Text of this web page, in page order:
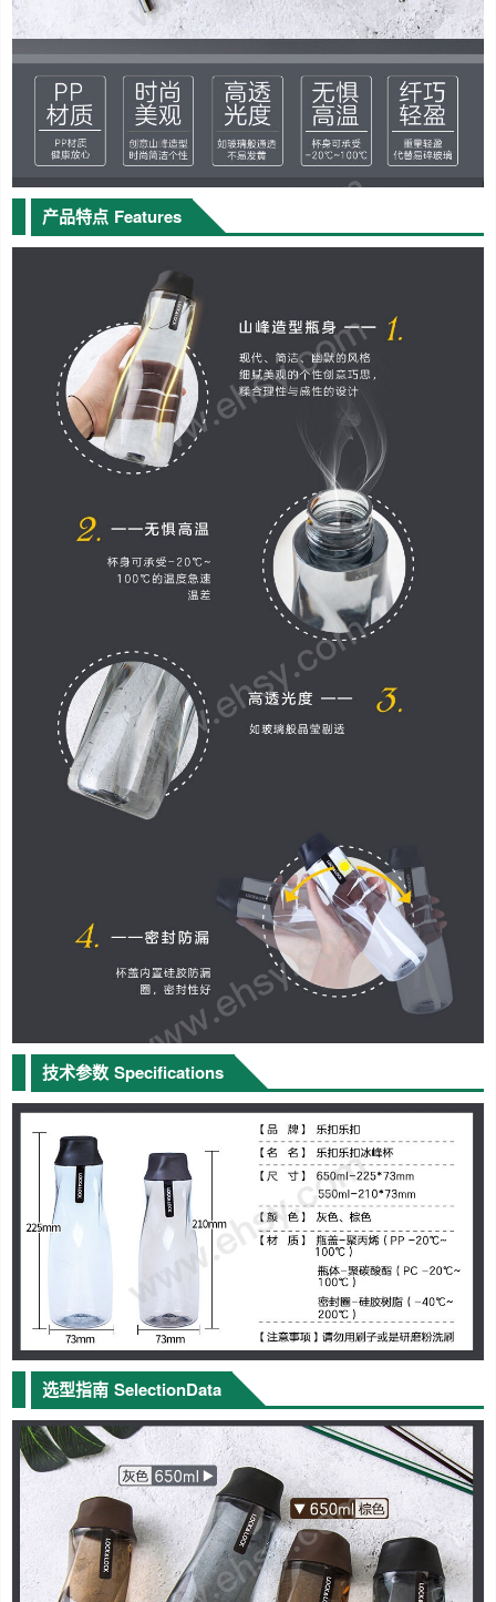
产品特点 Features
技术参数 Specifications
选型指南 SelectionData